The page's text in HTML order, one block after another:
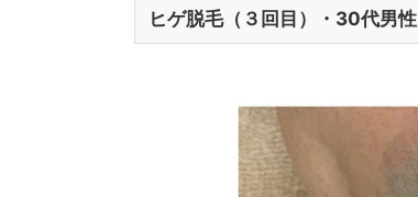
ヒゲ脱毛（３回目）・30代男性